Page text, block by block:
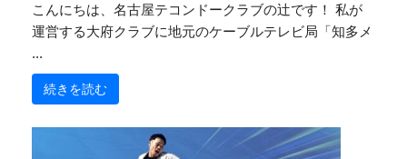
こんにちは、名古屋テコンドークラブの辻です！ 私が
運営する大府クラブに地元のケーブルテレビ局「知多メ
...
続きを読む